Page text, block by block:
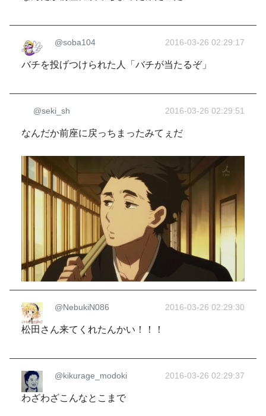
@soba104 2016-03-26 02:29:17
バチを投げつけられた人「バチが当たるぞ」
@seki_sh 2016-03-26 02:29:51
なんだか前座に戻っちまったみてぇだ
@NebukiN086 2016-03-26 02:29:30
松田さん来てくれたんかい！！！
@kikurage_modoki 2016-03-26 02:29:37
わざわざこんなとこまで